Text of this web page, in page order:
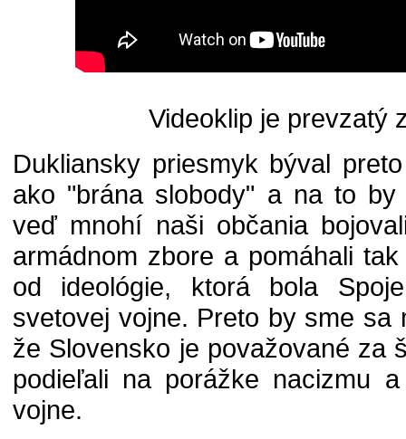
Videoklip je prevzatý
Dukliansky priesmyk býval
ako "brána slobody" a na to
veď mnohí naši občania
armádnom zbore a pomáhali
od ideológie, ktorá bola
svetovej vojne. Preto by sme sa
že Slovensko je považované za
podieľali na porážke nacizmu
vojne.